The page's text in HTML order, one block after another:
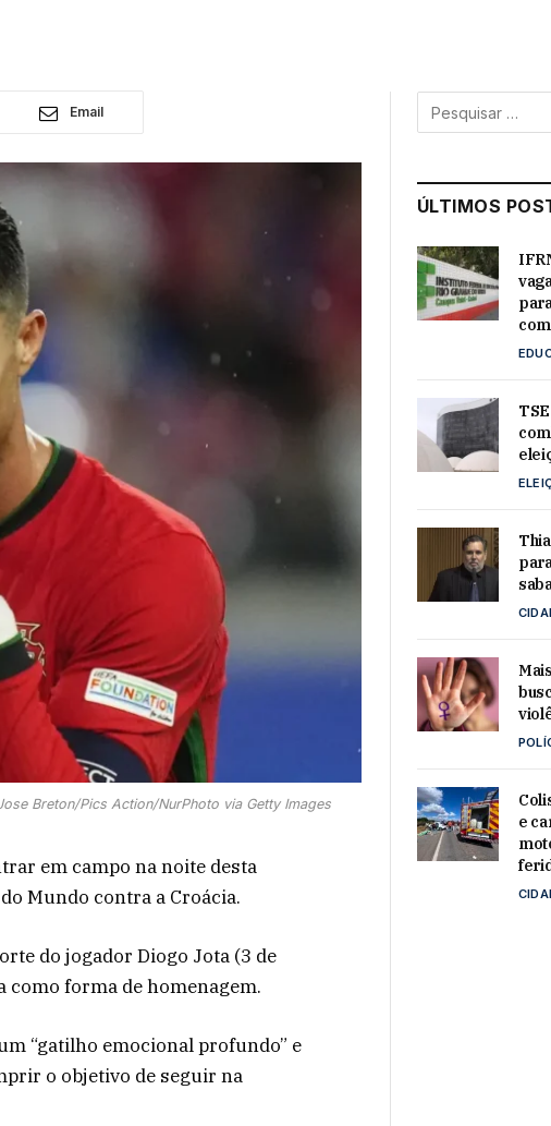
Email
Breton/Pics Action/NurPhoto via Getty Images
em campo na noite desta
Mundo contra a Croácia.
do jogador Diogo Jota (3 de
forma de homenagem.
“gatilho emocional profundo” e
o objetivo de seguir na
ÚLTIMOS
e